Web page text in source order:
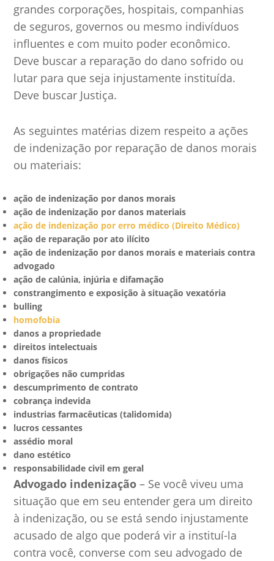
grandes corporações, hospitais, companhias
de seguros, governos ou mesmo indivíduos
influentes e com muito poder econômico.
Deve buscar a reparação do dano sofrido ou
lutar para que seja injustamente instituída.
Deve buscar Justiça.
As seguintes matérias dizem respeito a ações
de indenização por reparação de danos morais
ou materiais:
ação de indenização por danos morais
ação de indenização por danos materiais
ação de indenização por erro médico (Direito Médico)
ação de reparação por ato ilícito
ação de indenização por danos morais e materiais contra
advogado
ação de calúnia, injúria e difamação
constrangimento e exposição à situação vexatória
bulling
homofobia
danos a propriedade
direitos intelectuais
danos físicos
obrigações não cumpridas
descumprimento de contrato
cobrança indevida
industrias farmacêuticas (talidomida)
lucros cessantes
assédio moral
dano estético
responsabilidade civil em geral
Advogado indenização – Se você viveu uma
situação que em seu entender gera um direito
à indenização, ou se está sendo injustamente
acusado de algo que poderá vir a instituí-la
contra você, converse com seu advogado de